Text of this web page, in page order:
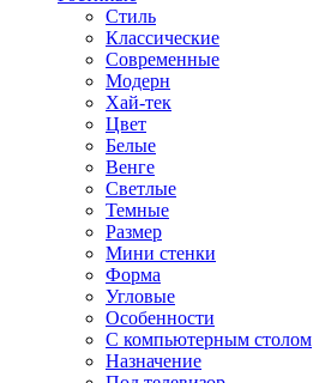
Стиль
Классические
Современные
Модерн
Хай-тек
Цвет
Белые
Венге
Светлые
Темные
Размер
Мини стенки
Форма
Угловые
Особенности
С компьютерным столом
Назначение